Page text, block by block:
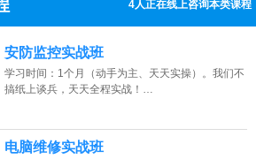
3人正在线上咨询本类课程
：13807313137
安防监控实战班
学习时间：1个月（动手为主、天天实操）。我们不
搞纸上谈兵，天天全程实战！…
电脑维修实战班